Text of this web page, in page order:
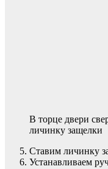
В торце двери
личинку защелки
Ставим личинку
Устанавливаем